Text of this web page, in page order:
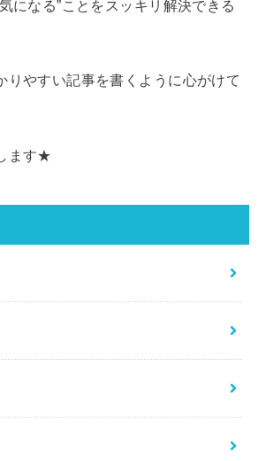
になる”ことをスッキリ解決できる
りやすい記事を書くように心がけて
ます★